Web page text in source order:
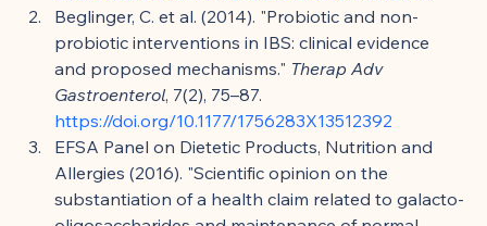
Beglinger, C. et al. (2014). "Probiotic and non-
probiotic interventions in IBS: clinical evidence
and proposed mechanisms." Therap Adv
Gastroenterol, 7(2), 75–87.
https://doi.org/10.1177/1756283X13512392
EFSA Panel on Dietetic Products, Nutrition and
Allergies (2016). "Scientific opinion on the
substantiation of a health claim related to galacto-